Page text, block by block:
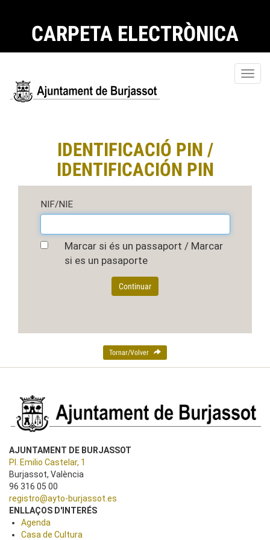
CARPETA ELECTRÒNICA
IDENTIFICACIÓ PIN /
IDENTIFICACIÓN PIN
NIF/NIE
Marcar si és un passaport / Marcar
si es un pasaporte
Continuar
Tornar/Volver
AJUNTAMENT DE BURJASSOT
Pl. Emilio Castelar, 1
Burjassot, València
96 316 05 00
registro@ayto-burjassot.es
ENLLAÇOS D'INTERÉS
Agenda
Casa de Cultura